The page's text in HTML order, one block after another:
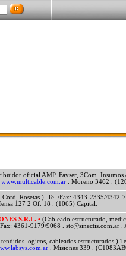
oficial AMP, Fayser, 3Com.
www.multicable.com.ar . Moreno 3462 .
Rosetas.) .Tel./Fax: 4343-2335/4342-
127 2 Of. 18 . (1065) Capital.
S.R.L. • (Cableado estructurado,
4361-9179/9068 . stc@sinectis.com.ar
tendidos logicos, cableados
. Misiones 339 .